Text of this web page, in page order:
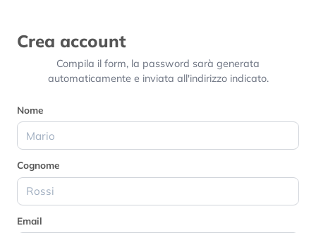
Crea account
Compila il form, la password sarà generata
automaticamente e inviata all'indirizzo indicato.
Nome
Cognome
Email